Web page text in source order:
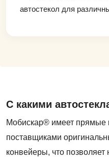
автостекол для
С какими
Мобискар® имеет прямые
поставщиками
конвейеры, что